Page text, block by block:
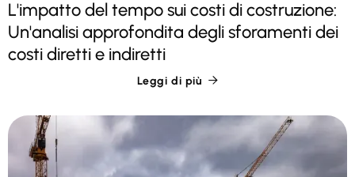
L'impatto del tempo sui costi di costruzione:
Un'analisi approfondita degli sforamenti dei
costi diretti e indiretti
Leggi di più 